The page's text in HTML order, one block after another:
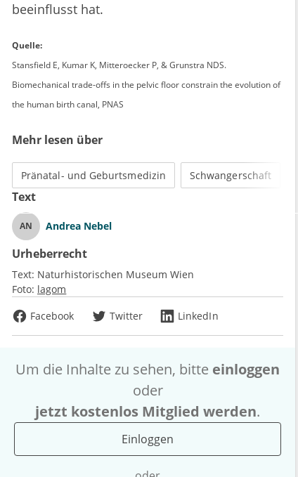
beeinflusst hat.
Quelle:
Stansfield E, Kumar K, Mitteroecker P, & Grunstra NDS.
Biomechanical trade-offs in the pelvic floor constrain the evolution of
the human birth canal, PNAS
Mehr lesen über
Pränatal- und Geburtsmedizin Schwangerschaft
Text
AN Andrea Nebel
Urheberrecht
Text: Naturhistorischen Museum Wien
Foto: lagom
Facebook
Twitter LinkedIn
Um die Inhalte zu sehen, bitte einloggen
oder
jetzt kostenlos Mitglied werden.
Einloggen